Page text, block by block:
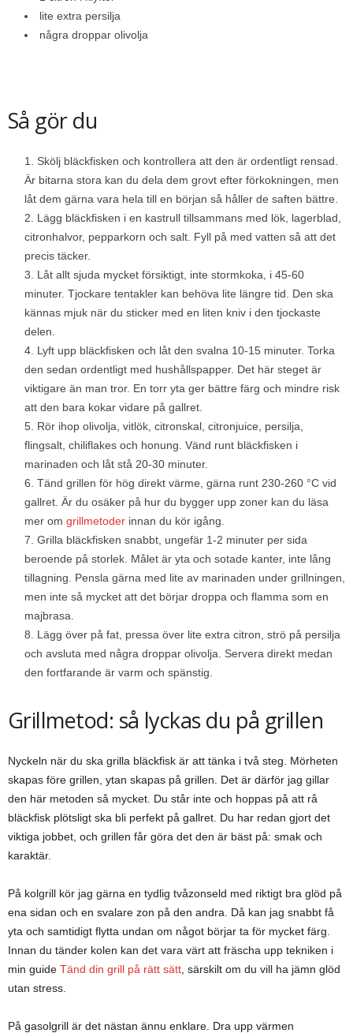
lite extra persilja
några droppar olivolja
Så gör du
Skölj bläckfisken och kontrollera att den är ordentligt rensad.
Är bitarna stora kan du dela dem grovt efter förkokningen, men
låt dem gärna vara hela till en början så håller de saften bättre.
Lägg bläckfisken i en kastrull tillsammans med lök, lagerblad,
citronhalvor, pepparkorn och salt. Fyll på med vatten så att det
precis täcker.
Låt allt sjuda mycket försiktigt, inte stormkoka, i 45-60
minuter. Tjockare tentakler kan behöva lite längre tid. Den ska
kännas mjuk när du sticker med en liten kniv i den tjockaste
delen.
Lyft upp bläckfisken och låt den svalna 10-15 minuter. Torka
den sedan ordentligt med hushållspapper. Det här steget är
viktigare än man tror. En torr yta ger bättre färg och mindre risk
att den bara kokar vidare på gallret.
Rör ihop olivolja, vitlök, citronskal, citronjuice, persilja,
flingsalt, chiliflakes och honung. Vänd runt bläckfisken i
marinaden och låt stå 20-30 minuter.
Tänd grillen för hög direkt värme, gärna runt 230-260 °C vid
gallret. Är du osäker på hur du bygger upp zoner kan du läsa
mer om grillmetoder innan du kör igång.
Grilla bläckfisken snabbt, ungefär 1-2 minuter per sida
beroende på storlek. Målet är yta och sotade kanter, inte lång
tillagning. Pensla gärna med lite av marinaden under grillningen,
men inte så mycket att det börjar droppa och flamma som en
majbrasa.
Lägg över på fat, pressa över lite extra citron, strö på persilja
och avsluta med några droppar olivolja. Servera direkt medan
den fortfarande är varm och spänstig.
Grillmetod: så lyckas du på grillen
Nyckeln när du ska grilla bläckfisk är att tänka i två steg. Mörheten
skapas före grillen, ytan skapas på grillen. Det är därför jag gillar
den här metoden så mycket. Du står inte och hoppas på att rå
bläckfisk plötsligt ska bli perfekt på gallret. Du har redan gjort det
viktiga jobbet, och grillen får göra det den är bäst på: smak och
karaktär.
På kolgrill kör jag gärna en tydlig tvåzonseld med riktigt bra glöd på
ena sidan och en svalare zon på den andra. Då kan jag snabbt få
yta och samtidigt flytta undan om något börjar ta för mycket färg.
Innan du tänder kolen kan det vara värt att fräscha upp tekniken i
min guide Tänd din grill på rätt sätt , särskilt om du vill ha jämn glöd
utan stress.
På gasolgrill är det nästan ännu enklare. Dra upp värmen